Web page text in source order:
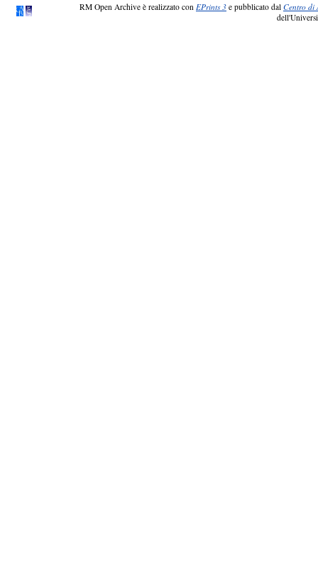
RM Open Archive è realizzato con EPrints 3 e pubblicato dal Centro di